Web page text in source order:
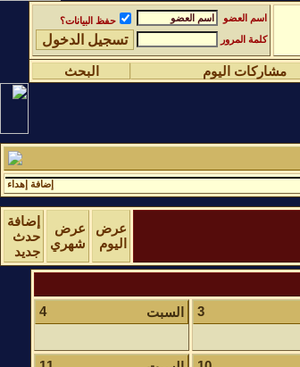
اسم العضو
حفظ البيانات؟
كلمة المرور
مشاركات اليوم البحث
إضافة إهداء
عرض
اليوم
عرض
شهري
إضافة
حدث
جديد
3
4 السبت